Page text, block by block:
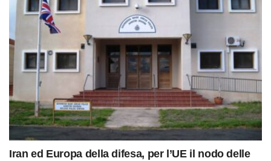
Iran ed Europa della difesa, per l’UE il nodo delle